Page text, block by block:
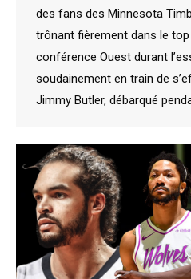
des fans des Minnesota
trônant fièrement dans le top
conférence Ouest durant
soudainement en train de
Jimmy Butler, débarqué